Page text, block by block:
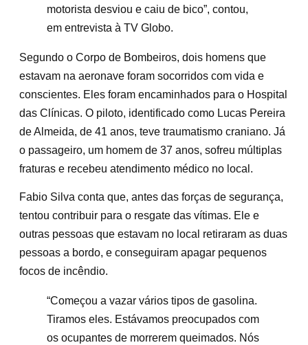
motorista desviou e caiu de bico”, contou,
em entrevista à TV Globo.
Segundo o Corpo de Bombeiros, dois homens que
estavam na aeronave foram socorridos com vida e
conscientes. Eles foram encaminhados para o Hospital
das Clínicas. O piloto, identificado como Lucas Pereira
de Almeida, de 41 anos, teve traumatismo craniano. Já
o passageiro, um homem de 37 anos, sofreu múltiplas
fraturas e recebeu atendimento médico no local.
Fabio Silva conta que, antes das forças de segurança,
tentou contribuir para o resgate das vítimas. Ele e
outras pessoas que estavam no local retiraram as duas
pessoas a bordo, e conseguiram apagar pequenos
focos de incêndio.
“Começou a vazar vários tipos de gasolina.
Tiramos eles. Estávamos preocupados com
os ocupantes de morrerem queimados. Nós